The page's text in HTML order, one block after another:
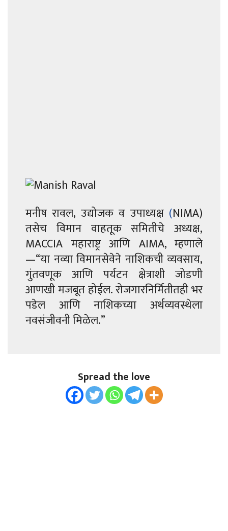
मनीष रावल, उद्योजक व उपाध्यक्ष(NIMA)
तसेच विमान वाहतूक समितीचे अध्यक्ष,
MACCIA महाराष्ट्र आणि AIMA, म्हणाले
—“या नव्या विमानसेवेने नाशिकचीव्यवसाय,
गुंतवणूक आणि पर्यटन क्षेत्राशी जोडणी
आणखी मजबूत होईल. रोजगारनिर्मितीतही भर
पडेल आणि नाशिकच्या अर्थव्यवस्थेला
नवसंजीवनी मिळेल.”
Spread the love